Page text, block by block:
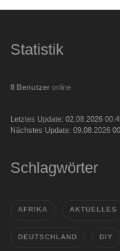
Statistik
8 Benutzer online
Letztes Update: 02.08.2026
Nächstes Update: 09.08.2026
Schlagwörter
AFRIKA AKTUELLES
DEUTSCHLAND DIY